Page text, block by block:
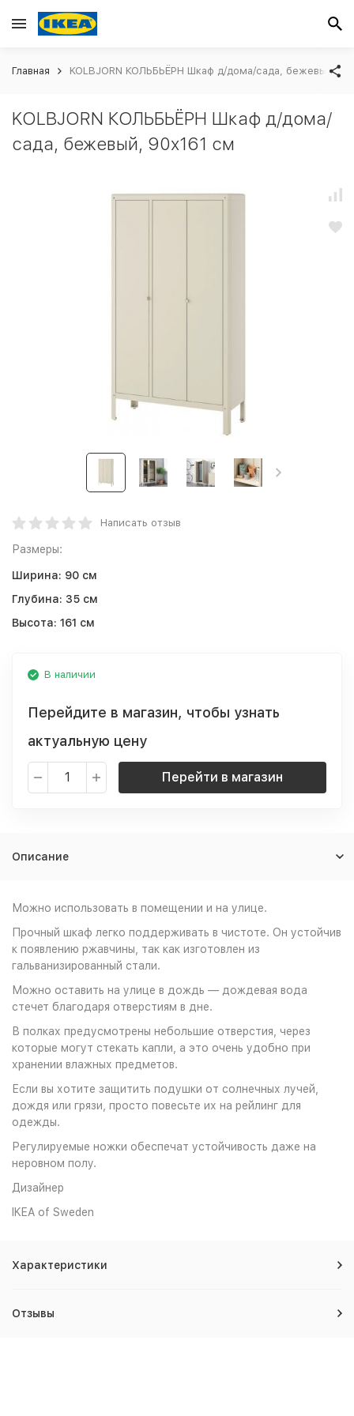
Главная KOLBJORN КОЛЬБЬЁРН Шкаф д/дома/сада, бежевый,
KOLBJORN КОЛЬБЬЁРН Шкаф д/дома/
сада, бежевый, 90x161 см
Написать отзыв
Размеры:
Ширина: 90 см
Глубина: 35 см
Высота: 161 см
В наличии
Перейдите в магазин, чтобы узнать
актуальную цену
Перейти в магазин
Описание
Можно использовать в помещении и на улице.
Прочный шкаф легко поддерживать в чистоте. Он устойчив
к появлению ржавчины, так как изготовлен из
гальванизированный стали.
Можно оставить на улице в дождь — дождевая вода
стечет благодаря отверстиям в дне.
В полках предусмотрены небольшие отверстия, через
которые могут стекать капли, а это очень удобно при
хранении влажных предметов.
Если вы хотите защитить подушки от солнечных лучей,
дождя или грязи, просто повесьте их на рейлинг для
одежды.
Регулируемые ножки обеспечат устойчивость даже на
неровном полу.
Дизайнер
IKEA of Sweden
Характеристики
Отзывы